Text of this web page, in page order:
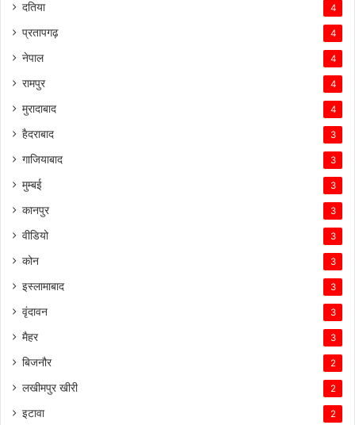
दतिया 4
प्रतापगढ़ 4
नेपाल 4
रामपुर 4
मुरादाबाद 4
हैदराबाद 3
गाजियाबाद 3
मुम्बई 3
कानपुर 3
वीडियो 3
कोन 3
इस्लामाबाद 3
वृंदावन 3
मैहर 3
बिजनौर 2
लखीमपुर खीरी 2
इटावा 2